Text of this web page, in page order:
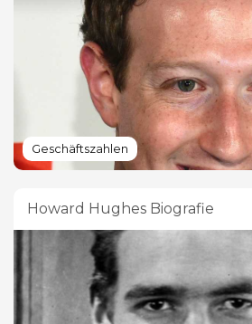
Geschäftszahlen
Howard Hughes Biografie